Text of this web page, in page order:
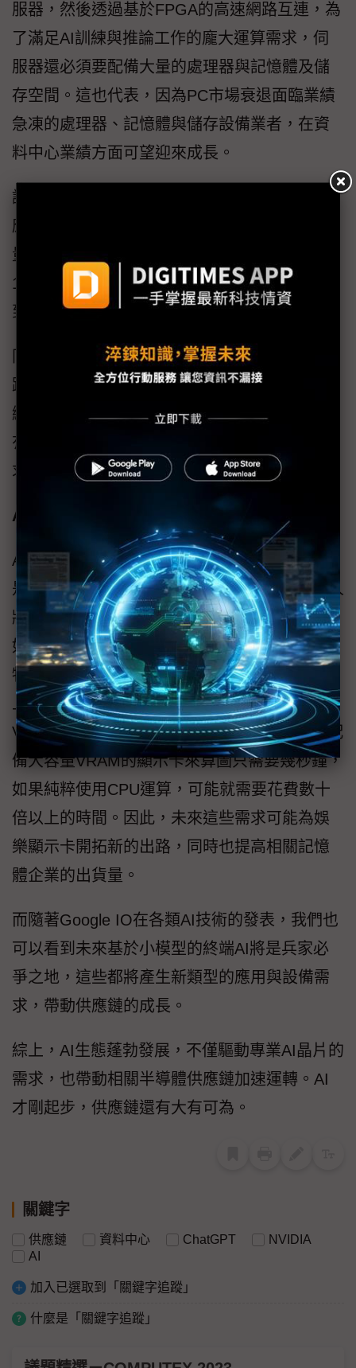
服器，然後透過基於FPGA的高速網路互連，為
了滿足AI訓練與推論工作的龐大運算需求，伺
服器還必須要配備大量的處理器與記憶體及儲
存空間。這也代表，因為PC市場衰退面臨業績
急凍的處理器、記憶體與儲存設備業者，在資
料中心業績方面可望迎來成長。
調研機構集邦科技就預估，在聊天機器人相關
應用的成長加持下，2023年全球AI伺服器出貨
量年成長達到8%，高於總體伺服器出貨量的
1.31%。而到2026年的3年複合成長率，也將達
到10.8%。
同時，我們也可以看到記憶體價格已經開始止
跌回穩，伺服器業者，如緯創、緯穎第1季也都
繳出好成績，台積電在景氣低迷的第1季業績仍
有微幅成長，主要也是來自AI應用資料中心需
求成長的貢獻。
AIGC也有機會帶動商務PC需求成長
AI不僅在雲端發展，終端也有龐大需求，特別
是圖像AI工具，如Stable Diffusion，儘管許多人
將其用於產生美女圖片，但在各種商業應用，
如室內設計、廣告圖片生成和服裝虛擬代言人
物等方面也將產生巨大商機，這些需求雖用不
上H100之類的專業AI加速器，但需要大容量
VRAM的娛樂顯示卡進行運算加速，畢竟使用配
備大容量VRAM的顯示卡來算圖只需要幾秒鐘，
如果純粹使用CPU運算，可能就需要花費數十
倍以上的時間。因此，未來這些需求可能為娛
樂顯示卡開拓新的出路，同時也提高相關記憶
體企業的出貨量。
而隨著Google IO在各類AI技術的發表，我們也
可以看到未來基於小模型的終端AI將是兵家必
爭之地，這些都將產生新類型的應用與設備需
求，帶動供應鏈的成長。
綜上，AI生態蓬勃發展，不僅驅動專業AI晶片的
需求，也帶動相關半導體供應鏈加速運轉。AI
才剛起步，供應鏈還有大有可為。
關鍵字
供應鏈 資料中心 ChatGPT
NVIDIA
AI
加入已選取到「關鍵字追蹤」
什麼是「關鍵字追蹤」